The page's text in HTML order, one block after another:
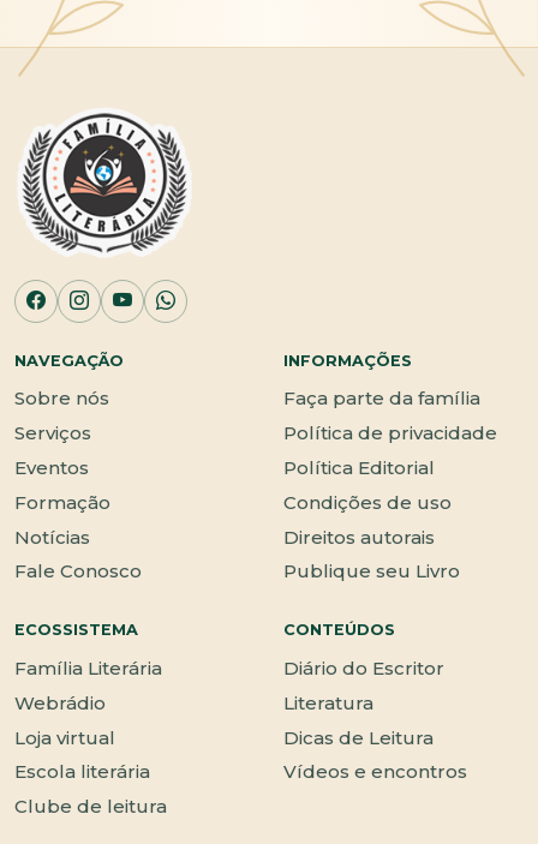
NAVEGAÇÃO
Sobre nós
Serviços
Eventos
Formação
Notícias
Fale Conosco
INFORMAÇÕES
Faça parte da família
Política de privacidade
Política Editorial
Condições de uso
Direitos autorais
Publique seu Livro
ECOSSISTEMA
Família Literária
Webrádio
Loja virtual
Escola literária
Clube de leitura
CONTEÚDOS
Diário do Escritor
Literatura
Dicas de Leitura
Vídeos e encontros